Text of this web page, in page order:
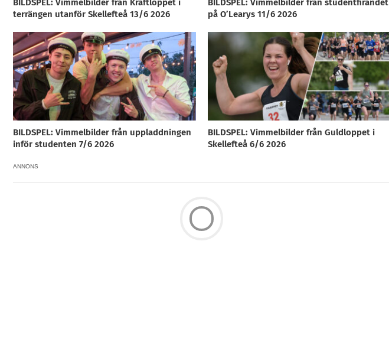
BILDSPEL: Vimmelbilder från Kraftloppet i
terrängen utanför Skellefteå 13/6 2026
BILDSPEL: Vimmelbilder från studentfirandet
på O’Learys 11/6 2026
BILDSPEL: Vimmelbilder från uppladdningen
inför studenten 7/6 2026
BILDSPEL: Vimmelbilder från Guldloppet i
Skellefteå 6/6 2026
ANNONS